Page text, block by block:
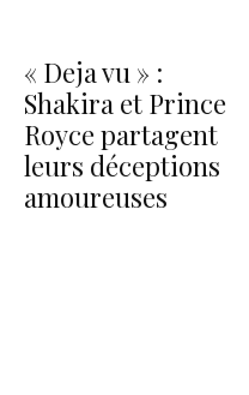
« Deja vu » :
Shakira et Prince
Royce partagent
leurs déceptions
amoureuses